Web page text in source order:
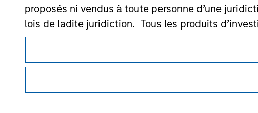
proposés ni vendus à toute personne d’une
lois de ladite juridiction. Tous les produits
restrictions sont précisées dans les prospectus
Je comprends également que Morgan Stanley
ce site soient exactes, complètes ou adaptées à
Ce document est une communication promotionnelle.
Les utilisateurs sont invités à prendre connaissance des conditions
procédure, car celles-ci mentionnent des restrictions légales et
des informations relatives aux produits d’investissement de